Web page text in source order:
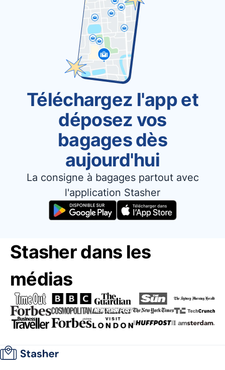
Téléchargez l'app et
déposez vos
bagages dès
aujourd'hui
La consigne à bagages partout avec
l'application Stasher
Stasher dans les
médias